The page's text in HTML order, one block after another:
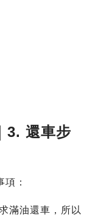
3. 還車步
：
滿油還車，所以